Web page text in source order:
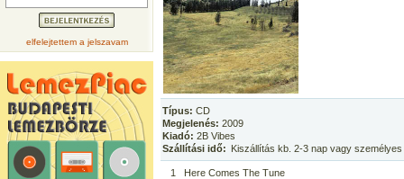
elfelejtettem a jelszavam
Típus: CD
Megjelenés: 2009
Kiadó: 2B Vibes
Szállítási idő: Kiszállítás kb. 2-3 nap vagy
1
Here Comes The Tune